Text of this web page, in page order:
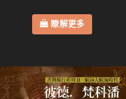
瞭解更多